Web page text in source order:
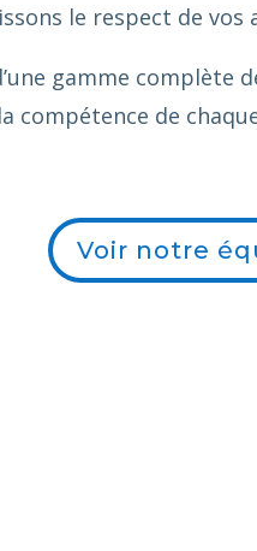
le respect de
gamme complète
compétence de
Voir notre